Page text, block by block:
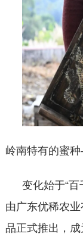
岭南特有的蜜种
变化始于“百
由广东优稀农
品正式推出，成